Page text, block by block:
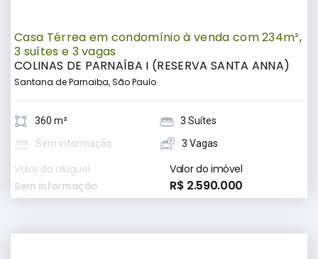
Casa Térrea em condomínio à venda com 234m²,
3 suítes e 3 vagas
COLINAS DE PARNAÍBA I (RESERVA SANTA ANNA)
Santana de Parnaiba, São Paulo
360 m²
3 Suítes
Sem informação
3 Vagas
Valor do aluguel
Sem informação
Valor do imóvel
R$ 2.590.000